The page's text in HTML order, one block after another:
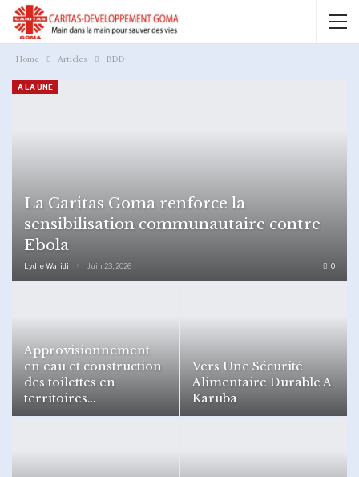
Home Articles BDD
A LA UNE
La Caritas Goma renforce la
sensibilisation communautaire contre
Ebola
Lydie Waridi Juin 23, 2026 0
Approvisionnement
en eau et construction
des toilettes en
territoires…
Vers Une Sécurité
Alimentaire Durable A
Karuba